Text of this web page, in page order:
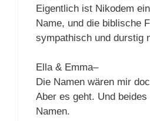
Eigentlich ist Nikodem
Name, und die biblische
sympathisch und durstig
Ella & Emma–
Die Namen wären mir
Aber es geht. Und
Namen.